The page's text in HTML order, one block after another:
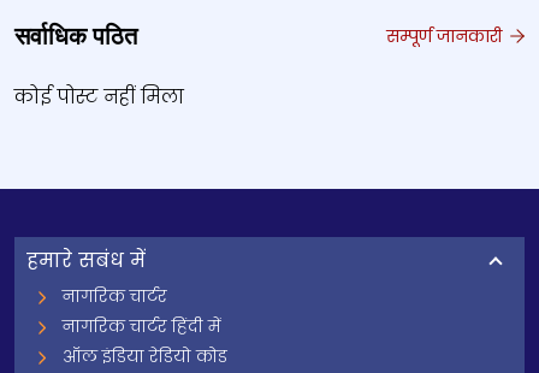
सर्वाधिक पठित सम्पूर्ण जानकारी
कोई पोस्ट नहीं मिला
हमारे सबंध में
नागरिक चार्टर
नागरिक चार्टर हिंदी में
ऑल इंडिया रेडियो कोड